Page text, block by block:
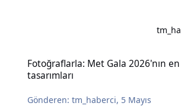
Fotoğraflarla: Met Gala 2026'nın
tasarımları
Gönderen:tm_haberci, 5 Mayıs